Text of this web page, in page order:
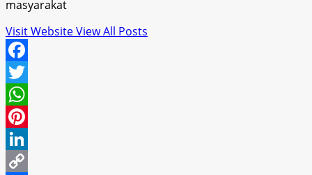
masyarakat
Visit WebsiteView All Posts
Facebook
Twitter
WhatsApp
Pinterest
LinkedIn